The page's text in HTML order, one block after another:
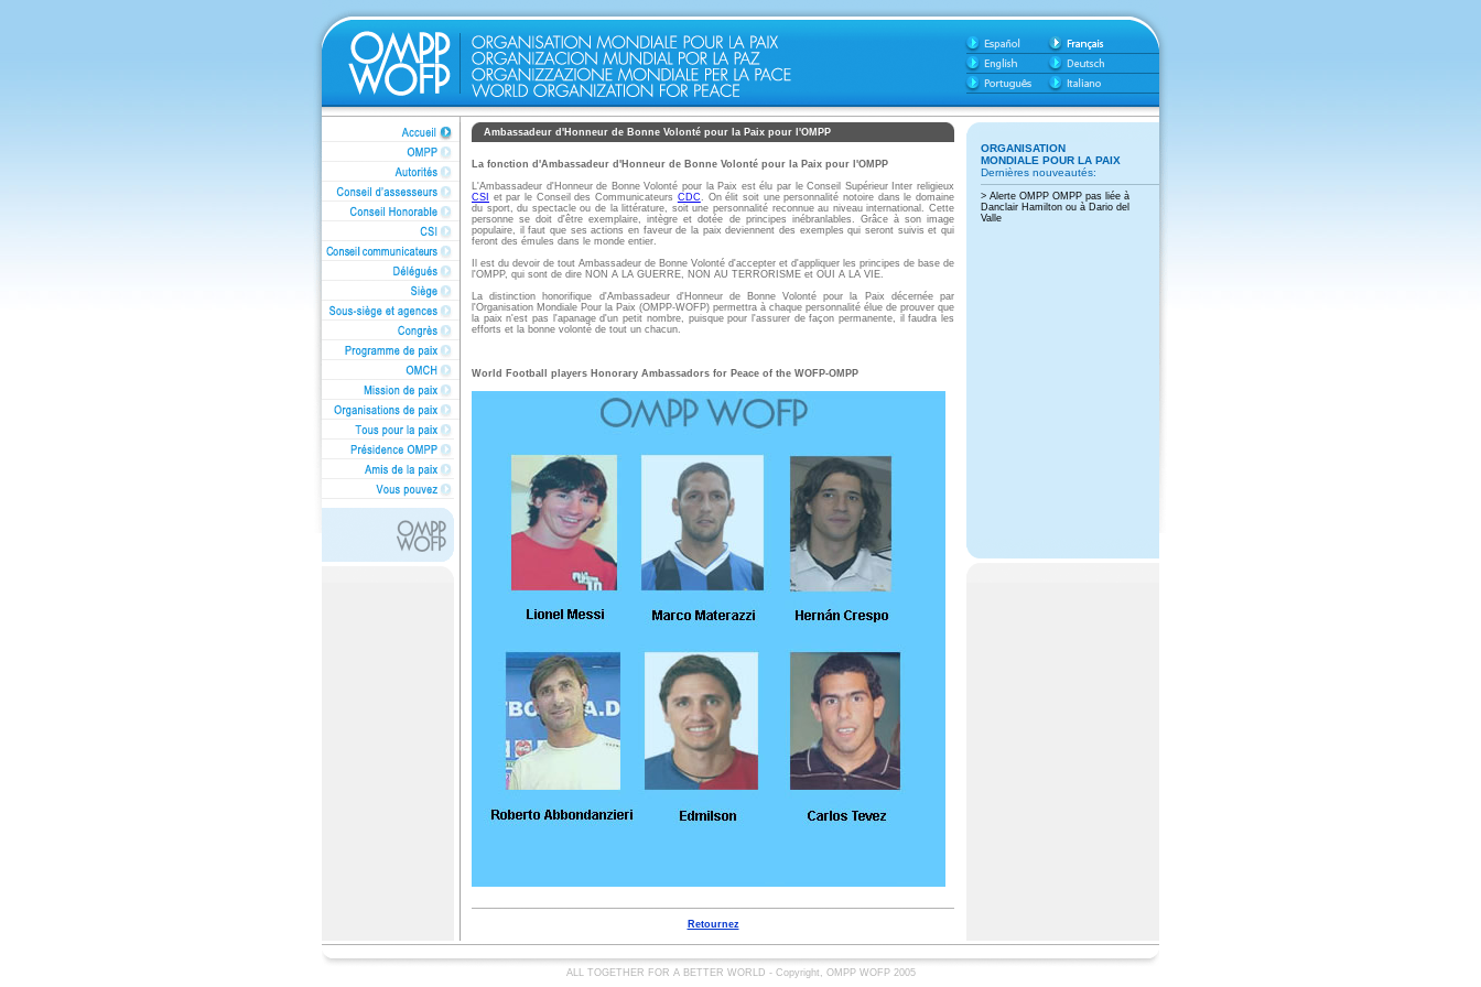
Ambassadeur d'Honneur de Bonne Volonté pour la Paix pour l'OMPP
La fonction d'Ambassadeur d'Honneur de Bonne Volonté pour la Paix pour l'OMPP
L'Ambassadeur d'Honneur de Bonne Volonté pour la Paix est élu par le Conseil Supérieur Inter religieux
CSI
et par le Conseil des Communicateurs CDC. On élit soit une personnalité notoire dans le domaine
du sport, du spectacle ou de la littérature, soit une personnalité reconnue au niveau international. Cette
personne se doit d'être exemplaire, intègre et dotée de principes inébranlables. Grâce à son image
populaire, il faut que ses actions en faveur de la paix deviennent des exemples qui seront suivis et qui
feront des émules dans le monde entier.
Il est du devoir de tout Ambassadeur de Bonne Volonté d'accepter et d'appliquer les principes de base de
l'OMPP, qui sont de dire NON A LA GUERRE, NON AU TERRORISME et OUI A LA VIE.
La distinction honorifique d'Ambassadeur d'Honneur de Bonne Volonté pour la Paix décernée par
l'Organisation Mondiale Pour la Paix (OMPP-WOFP) permettra à chaque personnalité élue de prouver que
la paix n'est pas l'apanage d'un petit nombre, puisque pour l'assurer de façon permanente, il faudra les
efforts et la bonne volonté de tout un chacun.
World Football players Honorary Ambassadors for Peace of the WOFP-OMPP
Retournez
ALL TOGETHER FOR A BETTER WORLD - Copyright, OMPP WOFP 2005